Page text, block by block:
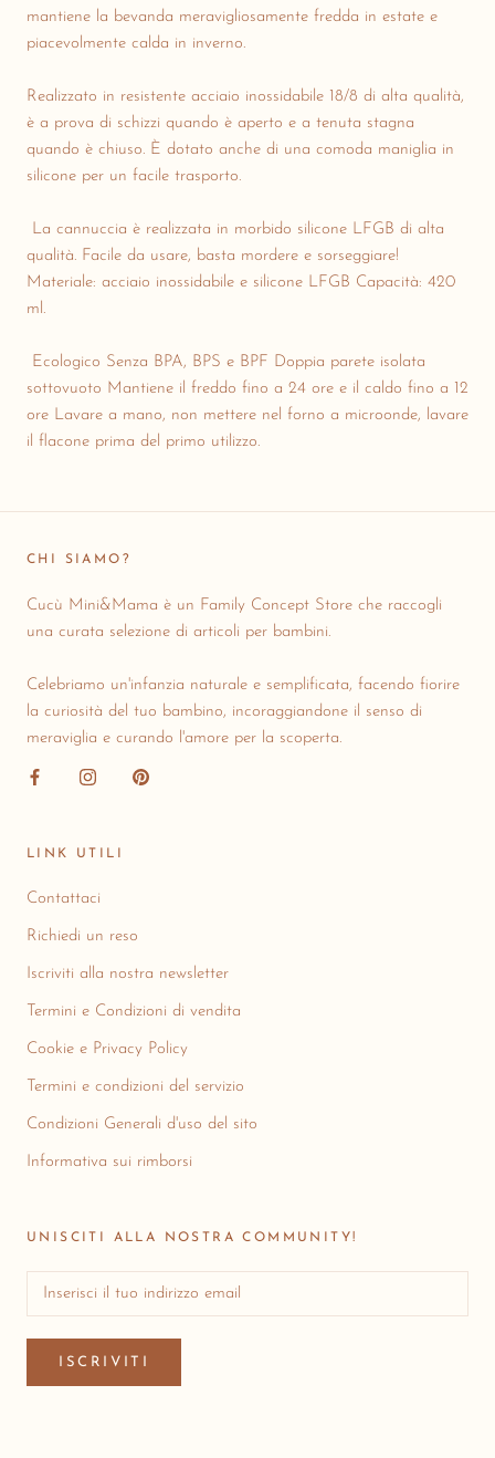
mantiene la bevanda meravigliosamente fredda in estate e
piacevolmente calda in inverno.
Realizzato in resistente acciaio inossidabile 18/8 di alta qualità,
è a prova di schizzi quando è aperto e a tenuta stagna
quando è chiuso. È dotato anche di una comoda maniglia in
silicone per un facile trasporto.
La cannuccia è realizzata in morbido silicone LFGB di alta
qualità. Facile da usare, basta mordere e sorseggiare!
Materiale: acciaio inossidabile e silicone LFGB Capacità: 420
ml.
Ecologico Senza BPA, BPS e BPF Doppia parete isolata
sottovuoto Mantiene il freddo fino a 24 ore e il caldo fino a 12
ore Lavare a mano, non mettere nel forno a microonde, lavare
il flacone prima del primo utilizzo.
CHI SIAMO?
Cucù Mini&Mama è un Family Concept Store che raccogli
una curata selezione di articoli per bambini.
Celebriamo un'infanzia naturale e semplificata, facendo fiorire
la curiosità del tuo bambino, incoraggiandone il senso di
meraviglia e curando l'amore per la scoperta.
LINK UTILI
Contattaci
Richiedi un reso
Iscriviti alla nostra newsletter
Termini e Condizioni di vendita
Cookie e Privacy Policy
Termini e condizioni del servizio
Condizioni Generali d'uso del sito
Informativa sui rimborsi
UNISCITI ALLA NOSTRA COMMUNITY!
ISCRIVITI